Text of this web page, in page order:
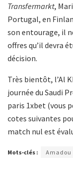
Transfermarkt,
Portugal, en
son entourage, il
offres qu’il devra
décision.
Très bientôt, l’Al
journée du Saudi
paris 1xbet (vous
cotes suivantes
match nul est
Mots-clés : Amadou